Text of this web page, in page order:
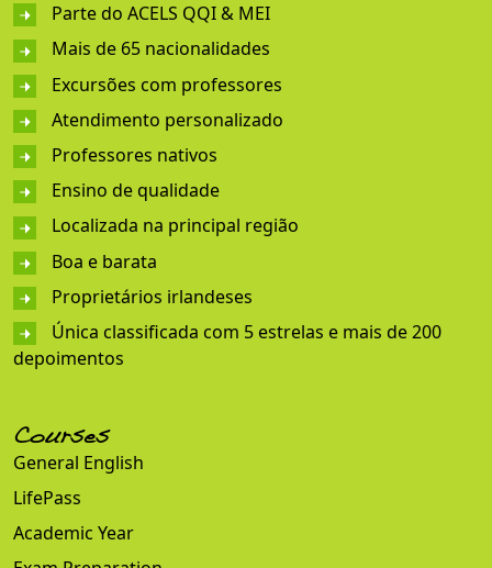
Parte do ACELS QQI & MEI
Mais de 65 nacionalidades
Excursões com professores
Atendimento personalizado
Professores nativos
Ensino de qualidade
Localizada na principal região
Boa e barata
Proprietários irlandeses
Única classificada com 5 estrelas e mais de 200
depoimentos
Courses
General English
LifePass
Academic Year